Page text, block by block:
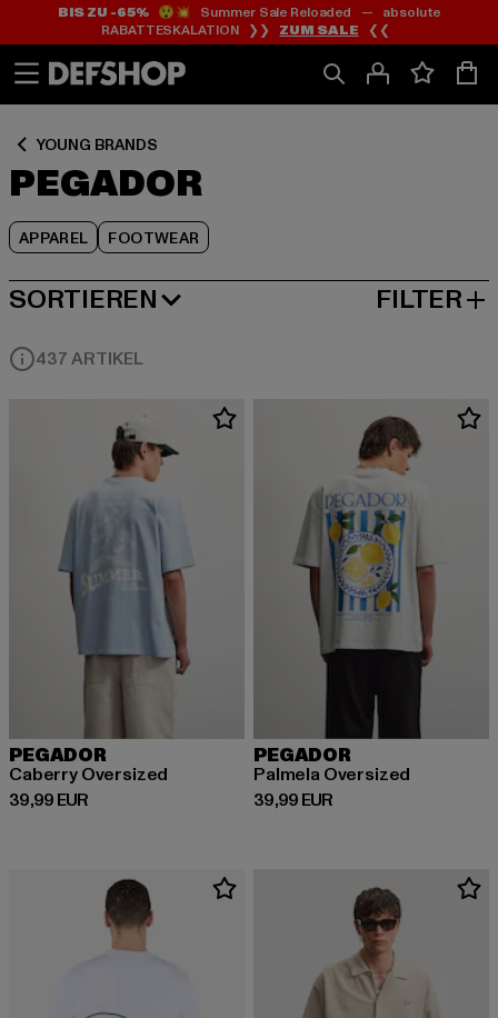
Zum
Inhalt
springen
Zum
Fußzeile
springen
BIS ZU -65%😲💥 Summer Sale Reloaded — absolute
RABATTESKALATION ❯❯ ZUM SALE ❮❮
YOUNG BRANDS
PEGADOR
APPAREL FOOTWEAR
Zum
Produktraster
springen
SORTIEREN
BELIEBTESTE FILTER
437 ARTIKEL
PEGADOR
Caberry Oversized
39,99 EUR
Derzeitiger Preis: 39,99 EUR
PEGADOR
Palmela Oversized
39,99 EUR
Derzeitiger Preis: 39,99 EUR